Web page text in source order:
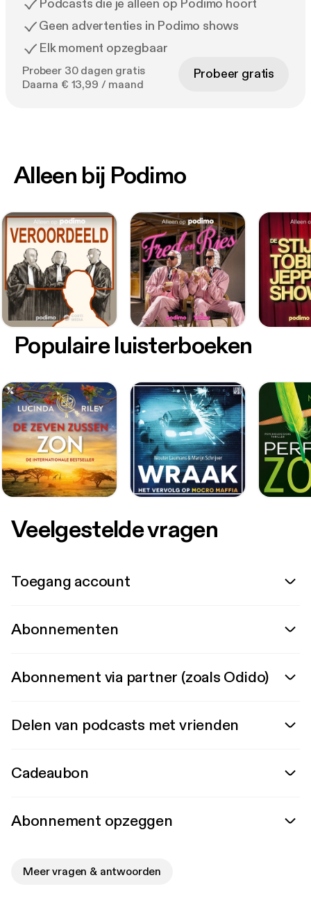
Podcasts die je alleen op Podimo hoort
Geen advertenties in Podimo shows
Elk moment opzegbaar
Probeer 30 dagen gratis
Daarna € 13,99 / maand
Probeer gratis
Alleen bij Podimo
Populaire luisterboeken
Veelgestelde vragen
Toegang account
Abonnementen
Abonnement via partner (zoals Odido)
Delen van podcasts met vrienden
Cadeaubon
Abonnement opzeggen
Meer vragen & antwoorden